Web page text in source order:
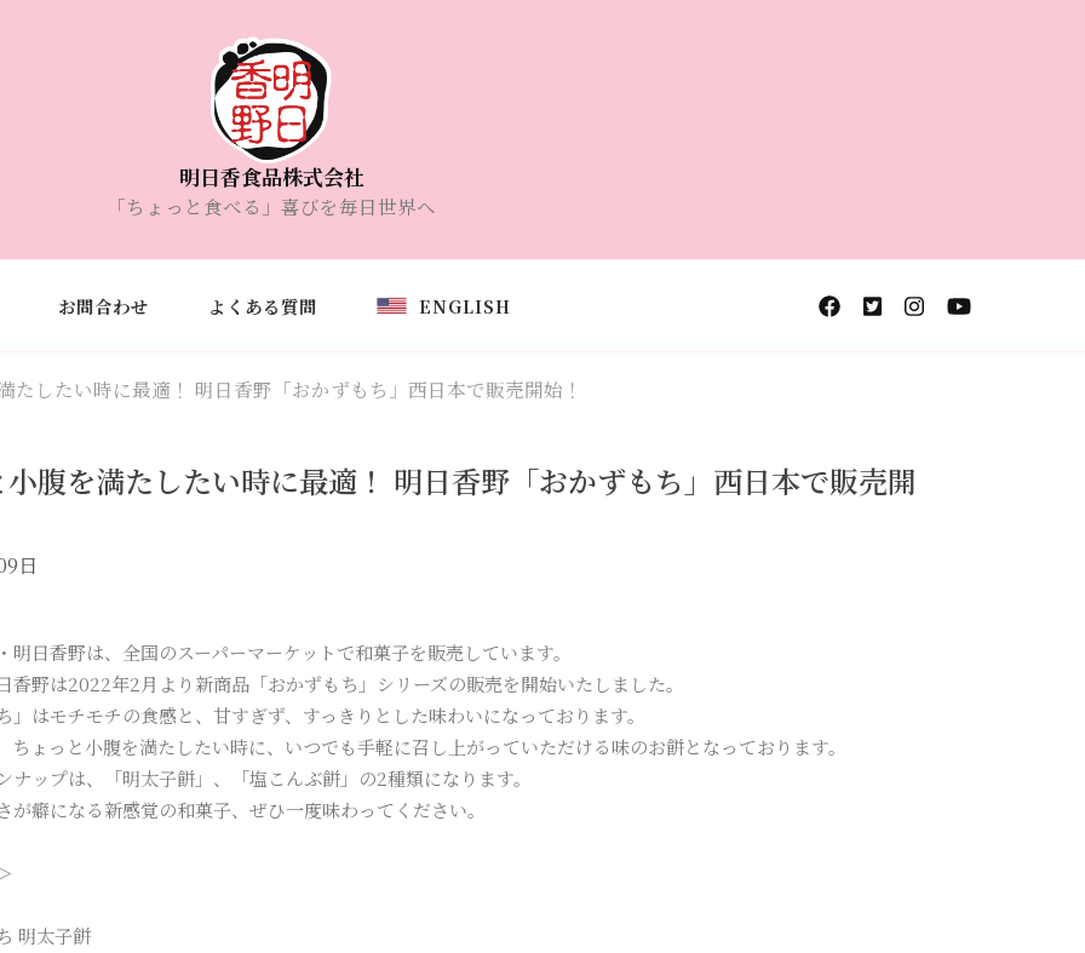
明日香食品株式会社
「ちょっと食べる」喜びを毎日世界へ
お問合わせ よくある質問 ENGLISH
たしたい時に最適！ 明日香野「おかずもち」西日本で販売開始！
小腹を満たしたい時に最適！ 明日香野「おかずもち」西日本で販売開
日
明日香野は、全国のスーパーマーケットで和菓子を販売しています。
香野は2022年2月より新商品「おかずもち」シリーズの販売を開始いたしました。
」はモチモチの食感と、甘すぎず、すっきりとした味わいになっております。
ちょっと小腹を満たしたい時に、いつでも手軽に召し上がっていただける味のお餅となっております。
ナップは、「明太子餅」、「塩こんぶ餅」の2種類になります。
が癖になる新感覚の和菓子、ぜひ一度味わってください。
明太子餅